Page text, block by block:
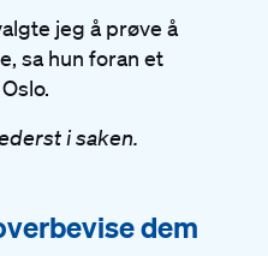
jeg å prøve å
sa hun foran et
i saken.
dem